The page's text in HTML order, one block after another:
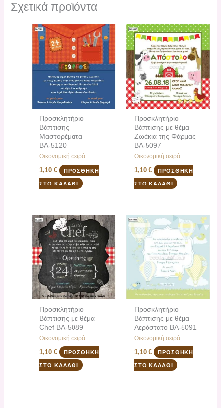
Σχετικά προϊόντα
Προσκλητήριο
Βάπτισης
Μαστορέματα
ΒΑ-5120
Οικονομική σειρά
1,10€ ΠΡΟΣΘΉΚΗ
ΣΤΟ ΚΑΛΆΘΙ
Προσκλητήριο
Βάπτισης με θέμα
Ζωάκια της Φάρμας
ΒΑ-5097
Οικονομική σειρά
1,10 € ΠΡΟΣΘΉΚΗ
ΣΤΟ ΚΑΛΆΘΙ
Προσκλητήριο
Βάπτισης με θέμα
Chef ΒΑ-5089
Οικονομική σειρά
1,10€ ΠΡΟΣΘΉΚΗ
ΣΤΟ ΚΑΛΆΘΙ
Προσκλητήριο
Βάπτισης με θέμα
Αερόστατο ΒΑ-5091
Οικονομική σειρά
1,10 € ΠΡΟΣΘΉΚΗ
ΣΤΟ ΚΑΛΆΘΙ